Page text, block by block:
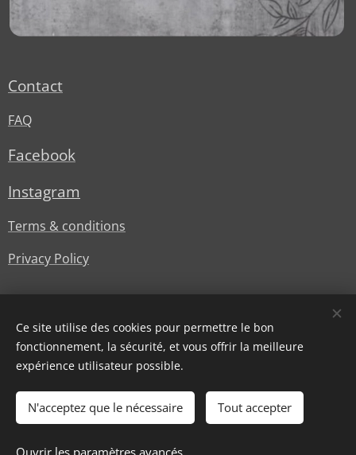
Épuisé
Contact
FAQ
Facebook
Instagram
Terms & conditions
Privacy Policy
© Lesstylesdoree Cookies
Ce site utilise des cookies pour permettre le bon
fonctionnement, la sécurité, et vous offrir la meilleure
expérience utilisateur possible.
N'acceptez que le nécessaire Tout accepter
Ouvrir les paramètres avancés